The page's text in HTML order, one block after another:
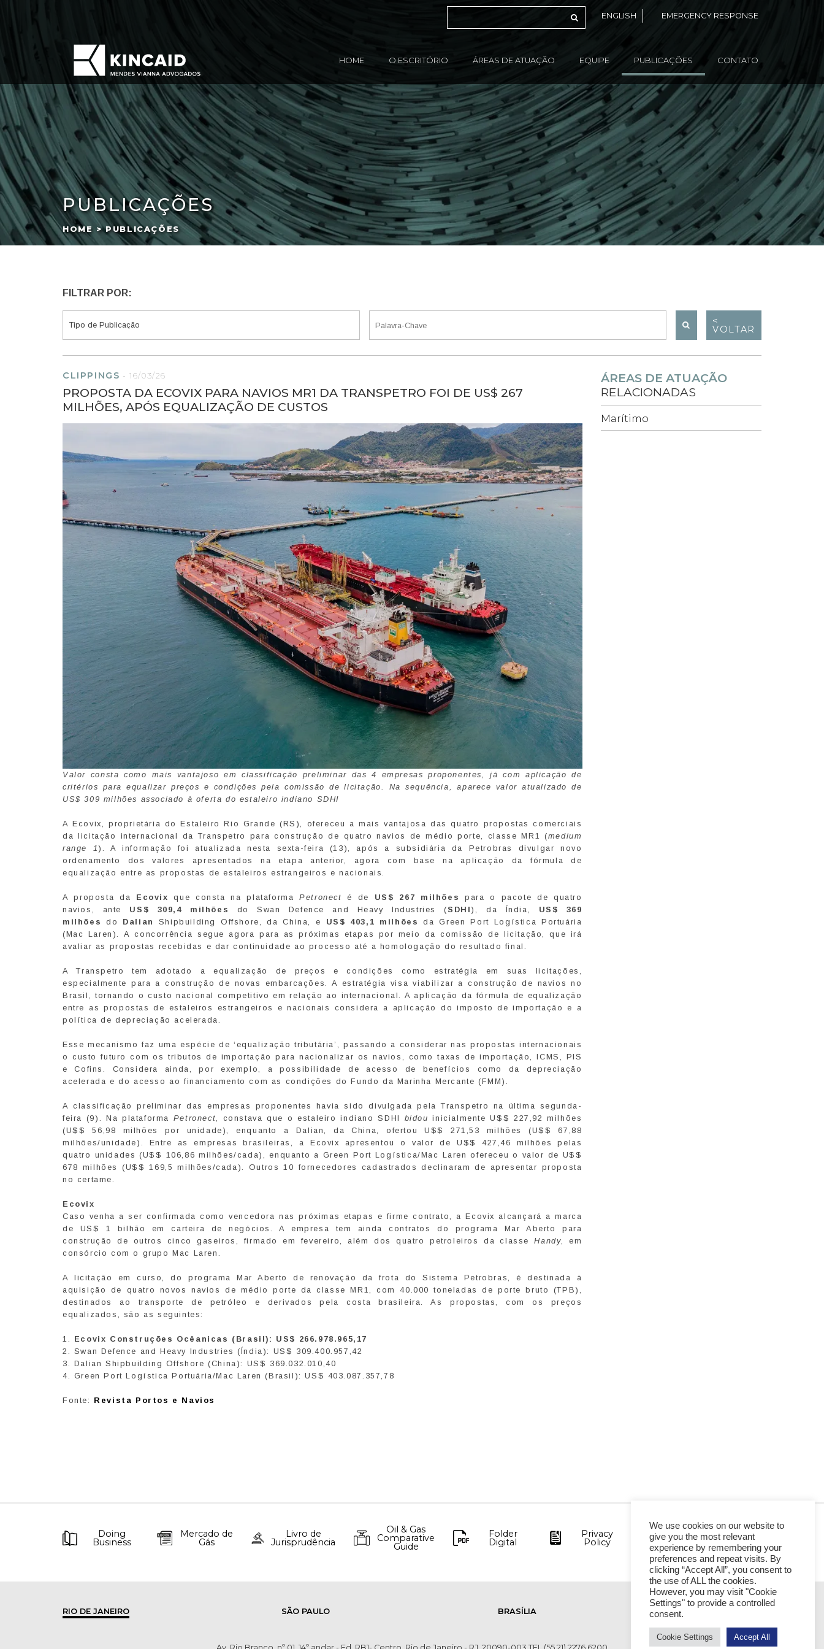
ENGLISH EMERGENCY RESPONSE
HOME O ESCRITÓRIO ÁREAS DE ATUAÇÃO EQUIPE PUBLICAÇÕES CONTATO
PUBLICAÇÕES
HOME > PUBLICAÇÕES
FILTRAR POR:
<
VOLTAR
CLIPPINGS -16/03/26
PROPOSTA DA ECOVIX PARA NAVIOS MR1 DA TRANSPETRO FOI DE US$ 267
MILHÕES, APÓS EQUALIZAÇÃO DE CUSTOS
Valor consta como mais vantajoso em classificação preliminar das 4 empresas proponentes, já com aplicação de
critérios para equalizar preços e condições pela comissão de licitação. Na sequência, aparece valor atualizado de
US$ 309 milhões associado à oferta do estaleiro indiano SDHI
A Ecovix, proprietária do Estaleiro Rio Grande (RS), ofereceu a mais vantajosa das quatro propostas comerciais
da licitação internacional da Transpetro para construção de quatro navios de médio porte, classe MR1 (medium
range 1). A informação foi atualizada nesta sexta-feira (13), após a subsidiária da Petrobras divulgar novo
ordenamento dos valores apresentados na etapa anterior, agora com base na aplicação da fórmula de
equalização entre as propostas de estaleiros estrangeiros e nacionais.
A proposta da Ecovix que consta na plataformaPetronect é de US$ 267 milhões para o pacote de quatro
navios, ante US$ 309,4 milhões do Swan Defence and Heavy Industries ( SDHI), da Índia, US$ 369
milhões
do Dalian Shipbuilding Offshore, da China, e US$ 403,1 milhões
da Green Port Logística Portuária
(Mac Laren). A concorrência segue agora para as próximas etapas por meio da comissão de licitação, que irá
avaliar as propostas recebidas e dar continuidade ao processo até a homologação do resultado final.
A Transpetro tem adotado a equalização de preços e condições como estratégia em suas licitações,
especialmente para a construção de novas embarcações. A estratégia visa viabilizar a construção de navios no
Brasil, tornando o custo nacional competitivo em relação ao internacional. A aplicação da fórmula de equalização
entre as propostas de estaleiros estrangeiros e nacionais considera a aplicação do imposto de importação e a
política de depreciação acelerada.
Esse mecanismo faz uma espécie de ‘equalização tributária’, passando a considerar nas propostas internacionais
o custo futuro com os tributos de importação para nacionalizar os navios, como taxas de importação, ICMS, PIS
e Cofins. Considera ainda, por exemplo, a possibilidade de acesso de benefícios como da depreciação
acelerada e do acesso ao financiamento com as condições do Fundo da Marinha Mercante (FMM).
A classificação preliminar das empresas proponentes havia sido divulgada pela Transpetro na última segunda-
feira (9). Na plataforma Petronect, constava que o estaleiro indiano SDHI bidou inicialmente U$$ 227,92 milhões
(U$$ 56,98 milhões por unidade), enquanto a Dalian, da China, ofertou U$$ 271,53 milhões (U$$ 67,88
milhões/unidade). Entre as empresas brasileiras, a Ecovix apresentou o valor de U$$ 427,46 milhões pelas
quatro unidades (U$$ 106,86 milhões/cada), enquanto a Green Port Logística/Mac Laren ofereceu o valor de U$$
678 milhões (U$$ 169,5 milhões/cada). Outros 10 fornecedores cadastrados declinaram de apresentar proposta
no certame.
Ecovix
Caso venha a ser confirmada como vencedora nas próximas etapas e firme contrato, a Ecovix alcançará a marca
de US$ 1 bilhão em carteira de negócios. A empresa tem ainda contratos do programa Mar Aberto para
construção de outros cinco gaseiros, firmado em fevereiro, além dos quatro petroleiros da classeHandy, em
consórcio com o grupo Mac Laren.
A licitação em curso, do programa Mar Aberto de renovação da frota do Sistema Petrobras, é destinada à
aquisição de quatro novos navios de médio porte da classe MR1, com 40.000 toneladas de porte bruto (TPB),
destinados ao transporte de petróleo e derivados pela costa brasileira. As propostas, com os preços
equalizados, são as seguintes:
1. Ecovix Construções Ocêanicas (Brasil): US$ 266.978.965,17
2. Swan Defence and Heavy Industries (Índia): US$ 309.400.957,42
3. Dalian Shipbuilding Offshore (China): US$ 369.032.010,40
4. Green Port Logística Portuária/Mac Laren (Brasil): US$ 403.087.357,78
Fonte: Revista Portos e Navios
ÁREAS DE ATUAÇÃO
RELACIONADAS
Marítimo
Doing
Business
Mercado de
Gás
Livro de
Jurisprudência
Oil & Gas
Comparative
Guide
Folder
Digital
Privacy
Policy
RIO DE JANEIRO SÃO PAULO BRASÍLIA
We use cookies on our website to
give you the most relevant
experience by remembering your
preferences and repeat visits. By
clicking “Accept All”, you consent to
the use of ALL the cookies.
However, you may visit "Cookie
Settings" to provide a controlled
consent.
Cookie Settings Accept All